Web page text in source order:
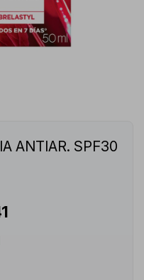
ANTIAR. SPF30